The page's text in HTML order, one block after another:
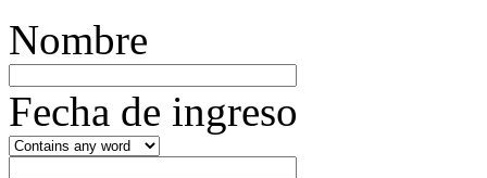
Nombre
Fecha de ingreso